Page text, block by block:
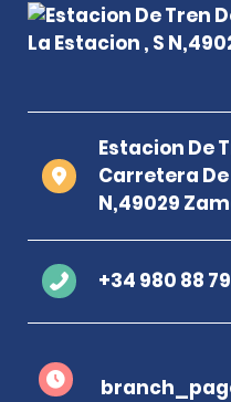
Estacion De
Carretera De
N,49029
+34 980 88 79